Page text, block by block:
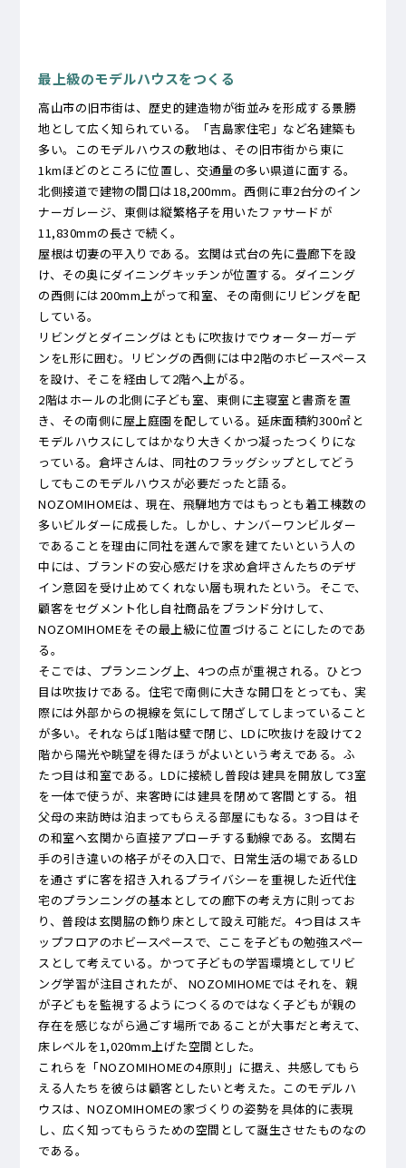
最上級のモデルハウスをつくる
高山市の旧市街は、歴史的建造物が街並みを形成する景勝
地として広く知られている。「吉島家住宅」など名建築も
多い。このモデルハウスの敷地は、その旧市街から東に
1kmほどのところに位置し、交通量の多い県道に面する。
北側接道で建物の間口は18,200mm。西側に車2台分のイン
ナーガレージ、東側は縦繁格子を用いたファサードが
11,830mmの長さで続く。
屋根は切妻の平入りである。玄関は式台の先に畳廊下を設
け、その奥にダイニングキッチンが位置する。ダイニング
の西側には200mm上がって和室、その南側にリビングを配
している。
リビングとダイニングはともに吹抜けでウォーターガーデ
ンをL形に囲む。リビングの西側には中2階のホビースペース
を設け、そこを経由して2階へ上がる。
2階はホールの北側に子ども室、東側に主寝室と書斎を置
き、その南側に屋上庭園を配している。延床面積約300㎡と
モデルハウスにしてはかなり大きくかつ凝ったつくりにな
っている。倉坪さんは、同社のフラッグシップとしてどう
してもこのモデルハウスが必要だったと語る。
NOZOMIHOMEは、現在、飛騨地方ではもっとも着工棟数の
多いビルダーに成長した。しかし、ナンバーワンビルダー
であることを理由に同社を選んで家を建てたいという人の
中には、ブランドの安心感だけを求め倉坪さんたちのデザ
イン意図を受け止めてくれない層も現れたという。そこで、
顧客をセグメント化し自社商品をブランド分けして、
NOZOMIHOMEをその最上級に位置づけることにしたのであ
る。
そこでは、プランニング上、4つの点が重視される。ひとつ
目は吹抜けである。住宅で南側に大きな開口をとっても、実
際には外部からの視線を気にして閉ざしてしまっていること
が多い。それならば1階は壁で閉じ、LDに吹抜けを設けて2
階から陽光や眺望を得たほうがよいという考えである。ふ
たつ目は和室である。LDに接続し普段は建具を開放して3室
を一体で使うが、来客時には建具を閉めて客間とする。祖
父母の来訪時は泊まってもらえる部屋にもなる。3つ目はそ
の和室へ玄関から直接アプローチする動線である。玄関右
手の引き違いの格子がその入口で、日常生活の場であるLD
を通さずに客を招き入れるプライバシーを重視した近代住
宅のプランニングの基本としての廊下の考え方に則ってお
り、普段は玄関脇の飾り床として設え可能だ。4つ目はスキ
ップフロアのホビースペースで、ここを子どもの勉強スペー
スとして考えている。かつて子どもの学習環境としてリビ
ング学習が注目されたが、 NOZOMIHOMEではそれを、親
が子どもを監視するようにつくるのではなく子どもが親の
存在を感じながら過ごす場所であることが大事だと考えて、
床レベルを1,020mm上げた空間とした。
これらを「NOZOMIHOMEの4原則」に据え、共感してもら
える人たちを彼らは顧客としたいと考えた。このモデルハ
ウスは、NOZOMIHOMEの家づくりの姿勢を具体的に表現
し、広く知ってもらうための空間として誕生させたものなの
である。